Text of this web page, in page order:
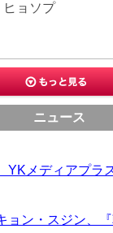
ヒョソプ
ニュース
YKメディアプラ
ョン・スジン、